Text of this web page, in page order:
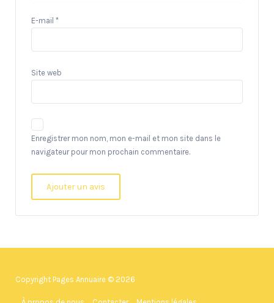
E-mail *
Site web
Enregistrer mon nom, mon e-mail et mon site dans le
navigateur pour mon prochain commentaire.
Copyright Pages Annuaire © 2026